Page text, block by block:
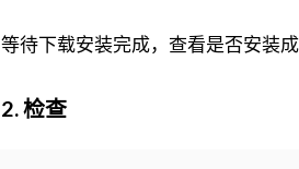
等待下载安装完成，查看是否安装
2. 检查